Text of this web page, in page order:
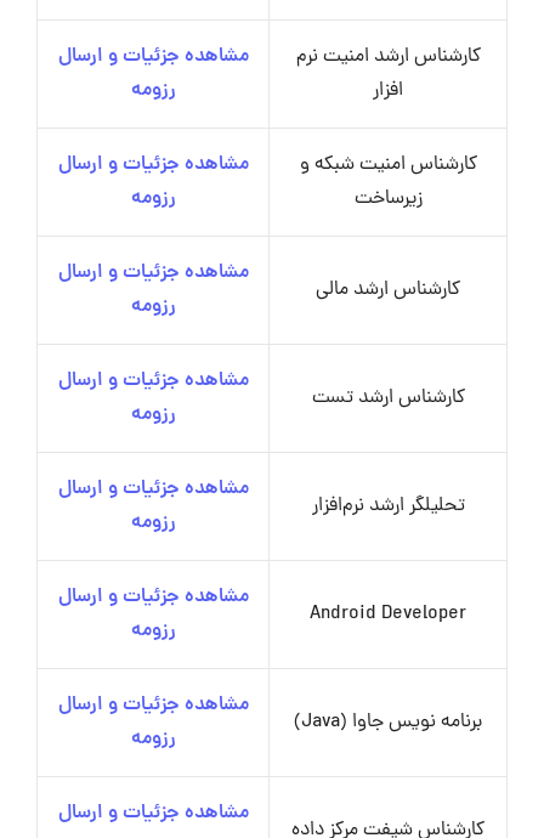
کارشناس ارشد امنیت نرم
افزار
مشاهده جزئیات و ارسال
رزومه
کارشناس امنیت شبکه و
زیرساخت
مشاهده جزئیات و ارسال
رزومه
کارشناس ارشد مالی
مشاهده جزئیات و ارسال
رزومه
کارشناس ارشد تست
مشاهده جزئیات و ارسال
رزومه
تحلیلگر ارشد نرم‌افزار
مشاهده جزئیات و ارسال
رزومه
Android Developer
مشاهده جزئیات و ارسال
رزومه
برنامه نویس جاوا (Java)
مشاهده جزئیات و ارسال
رزومه
کارشناس شیفت مرکز داده
مشاهده جزئیات و ارسال